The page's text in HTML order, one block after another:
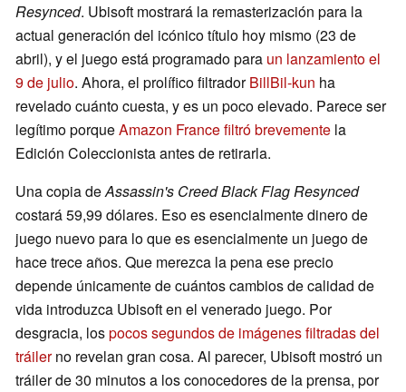
Resynced. Ubisoft mostrará la remasterización para la
actual generación del icónico título hoy mismo (23 de
abril), y el juego está programado para un lanzamiento el
9 de julio. Ahora, el prolífico filtradorBillBil-kun ha
revelado cuánto cuesta, y es un poco elevado. Parece ser
legítimo porqueAmazon France filtró brevemente la
Edición Coleccionista antes de retirarla.
Una copia deAssassin's Creed Black Flag Resynced
costará 59,99 dólares. Eso es esencialmente dinero de
juego nuevo para lo que es esencialmente un juego de
hace trece años. Que merezca la pena ese precio
depende únicamente de cuántos cambios de calidad de
vida introduzca Ubisoft en el venerado juego. Por
desgracia, lospocos segundos de imágenes filtradas del
tráilerno revelan gran cosa. Al parecer, Ubisoft mostró un
tráiler de 30 minutos a los conocedores de la prensa, por